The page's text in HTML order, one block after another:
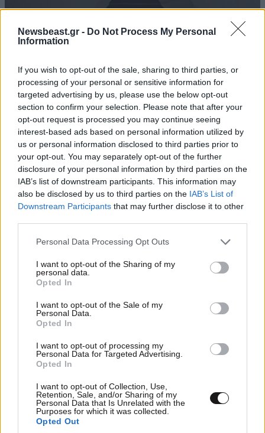
Newsbeast.gr - Do Not Process My Personal
Information
If you wish to opt-out of the sale, sharing to third parties, or
processing of your personal or sensitive information for
targeted advertising by us, please use the below opt-out
section to confirm your selection. Please note that after your
opt-out request is processed you may continue seeing
interest-based ads based on personal information utilized by
us or personal information disclosed to third parties prior to
your opt-out. You may separately opt-out of the further
disclosure of your personal information by third parties on the
IAB’s list of downstream participants. This information may
also be disclosed by us to third parties on the IAB’s List of
Downstream Participants that may further disclose it to other
Please note that this website/app uses one or more Google
not limited to your visit or usage behaviour. You may click to
grant or deny consent to Google and its third-party tags to
use your data for below specified purposes in below Google
consent section.
Personal Data Processing Opt Outs
I want to opt-out of the Sharing of my
personal data.
Opted In
I want to opt-out of the Sale of my
Personal Data.
Opted In
I want to opt-out of processing my
Personal Data for Targeted Advertising.
Opted In
I want to opt-out of Collection, Use,
Retention, Sale, and/or Sharing of my
Personal Data that Is Unrelated with the
Purposes for which it was collected.
Opted Out
Το τελευταίο «αντίο» στον σπουδαίο
ερμηνευτή, Λάκη Χαλκιά – Σε λαϊκό προσκύνημα
η σορός του
Παράταση του ωραρίου λειτουργίας του
Λευκού Πύργου
Ακολουθήστε τοNEWSBEASTστο